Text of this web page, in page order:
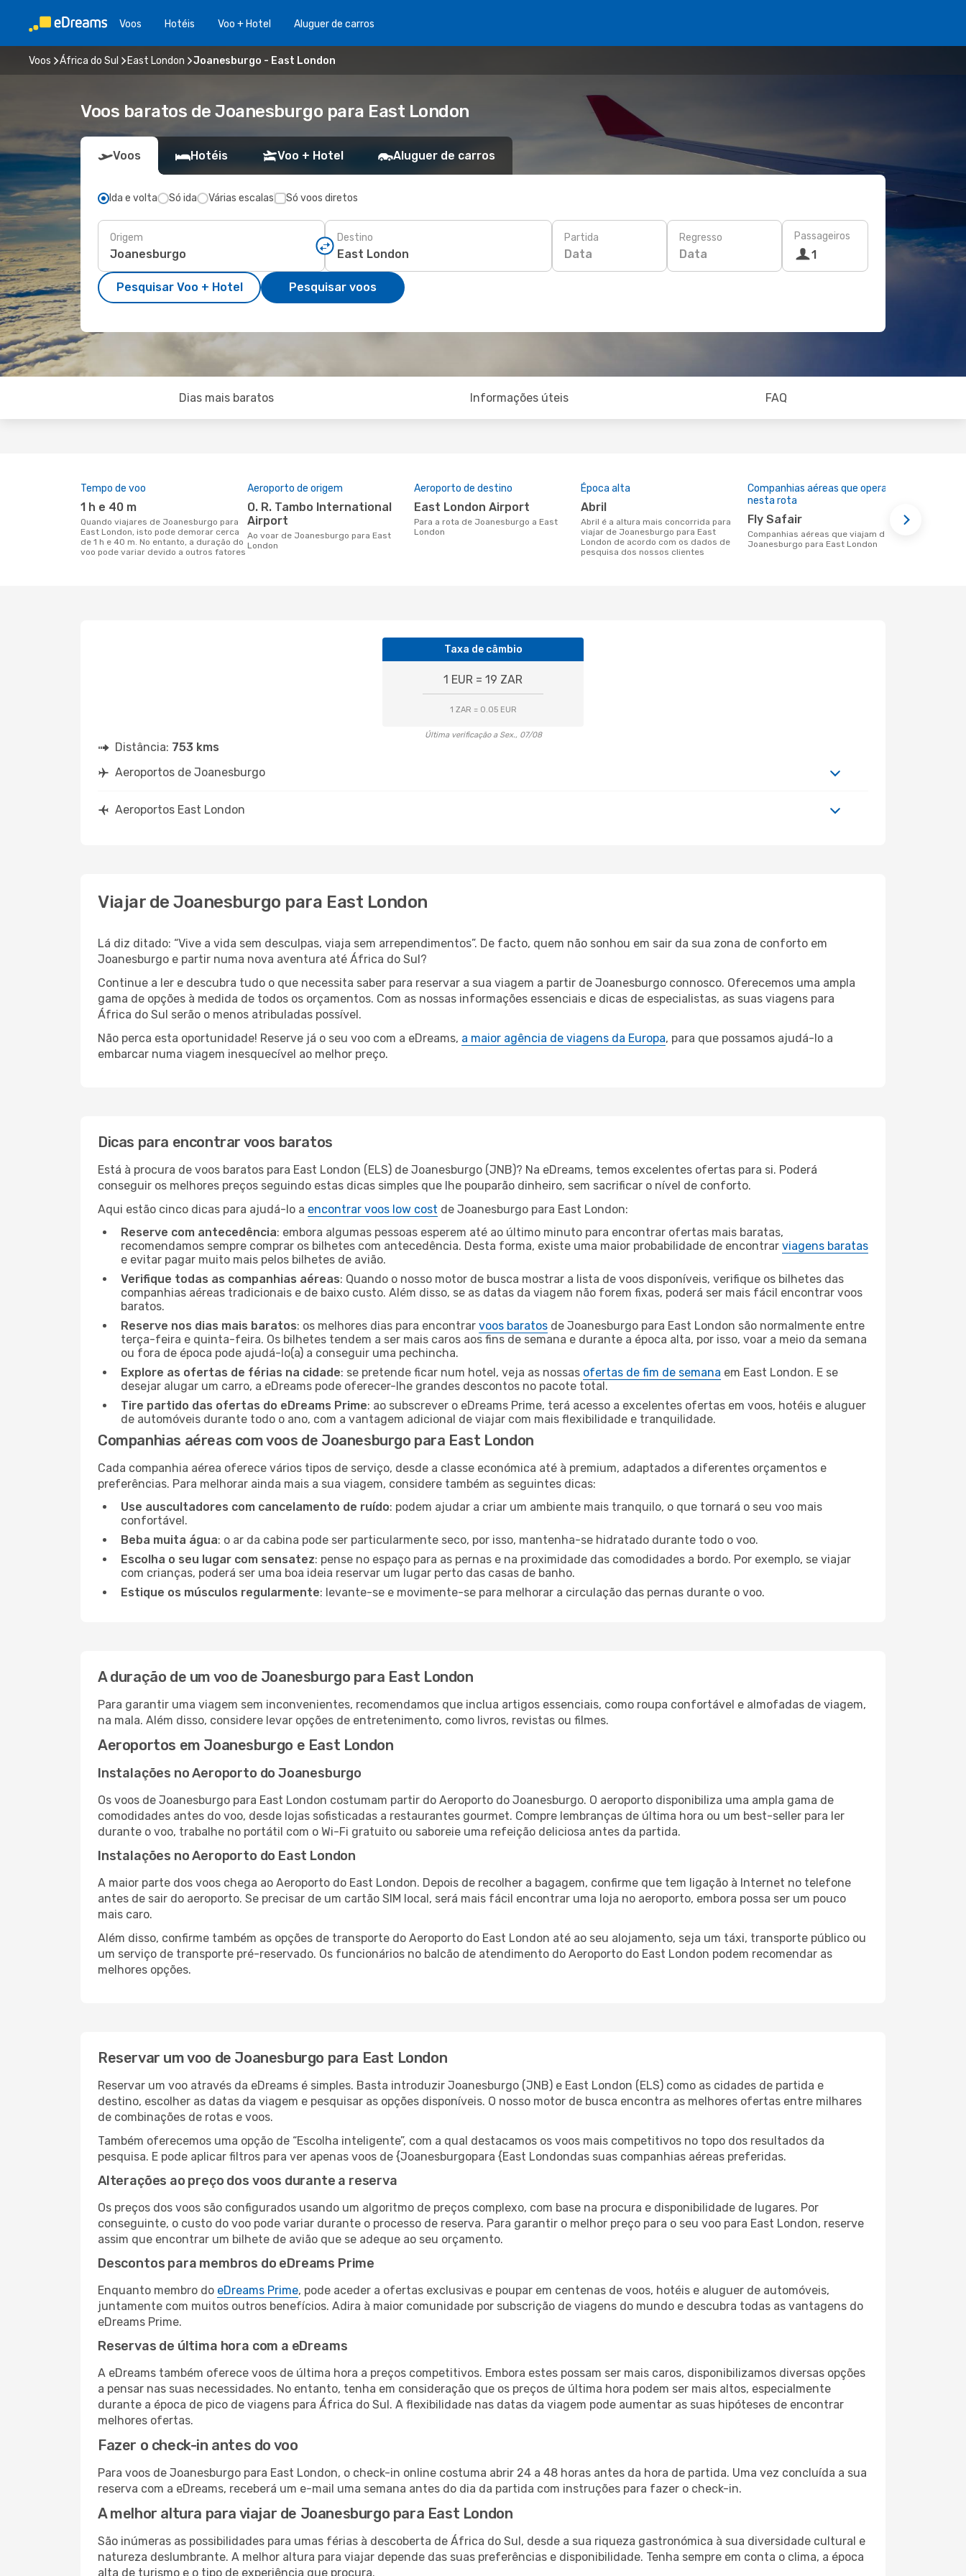
Voos Hotéis Voo + Hotel Aluguer de carros
Voos África do Sul East London Joanesburgo - East London
Voos baratos de Joanesburgo para East London
Voos Hotéis Voo + Hotel Aluguer de carros
Ida e volta Só ida Várias escalas Só voos diretos
Origem Destino Partida
Data
Regresso
Data
Passageiros
1
Pesquisar Voo + Hotel Pesquisar voos
Dias mais baratos Informações úteis FAQ
Tempo de voo
1 h e 40 m
Quando viajares de Joanesburgo para
East London, isto pode demorar cerca
de 1 h e 40 m. No entanto, a duração do
voo pode variar devido a outros fatores
Aeroporto de origem
O. R. Tambo International
Airport
Ao voar de Joanesburgo para East
London
Aeroporto de destino
East London Airport
Para a rota de Joanesburgo a East
London
Época alta
abril
abril é a altura mais concorrida para
viajar de Joanesburgo para East
London de acordo com os dados de
pesquisa dos nossos clientes
Companhias aéreas que operam
nesta rota
Fly Safair
Companhias aéreas que viajam de
Joanesburgo para East London
Taxa de câmbio
1 EUR = 19 ZAR
1 ZAR = 0.05 EUR
Última verificação a Sex., 07/08
Distância: 753 kms
Aeroportos de Joanesburgo
Aeroportos East London
Viajar de Joanesburgo para East London
Lá diz ditado: “Vive a vida sem desculpas, viaja sem arrependimentos”. De facto, quem não sonhou em sair da sua zona de conforto em
Joanesburgo e partir numa nova aventura até África do Sul?
Continue a ler e descubra tudo o que necessita saber para reservar a sua viagem a partir de Joanesburgo connosco. Oferecemos uma ampla
gama de opções à medida de todos os orçamentos. Com as nossas informações essenciais e dicas de especialistas, as suas viagens para
África do Sul serão o menos atribuladas possível.
Não perca esta oportunidade! Reserve já o seu voo com a eDreams, a maior agência de viagens da Europa, para que possamos ajudá-lo a
embarcar numa viagem inesquecível ao melhor preço.
Dicas para encontrar voos baratos
Está à procura de voos baratos para East London (ELS) de Joanesburgo (JNB)? Na eDreams, temos excelentes ofertas para si. Poderá
conseguir os melhores preços seguindo estas dicas simples que lhe pouparão dinheiro, sem sacrificar o nível de conforto.
Aqui estão cinco dicas para ajudá-lo a encontrar voos low cost de Joanesburgo para East London:
Reserve com antecedência: embora algumas pessoas esperem até ao último minuto para encontrar ofertas mais baratas,
recomendamos sempre comprar os bilhetes com antecedência. Desta forma, existe uma maior probabilidade de encontrar viagens baratas
e evitar pagar muito mais pelos bilhetes de avião.
Verifique todas as companhias aéreas: Quando o nosso motor de busca mostrar a lista de voos disponíveis, verifique os bilhetes das
companhias aéreas tradicionais e de baixo custo. Além disso, se as datas da viagem não forem fixas, poderá ser mais fácil encontrar voos
baratos.
Reserve nos dias mais baratos: os melhores dias para encontrar voos baratos de Joanesburgo para East London são normalmente entre
terça-feira e quinta-feira. Os bilhetes tendem a ser mais caros aos fins de semana e durante a época alta, por isso, voar a meio da semana
ou fora de época pode ajudá-lo(a) a conseguir uma pechincha.
Explore as ofertas de férias na cidade: se pretende ficar num hotel, veja as nossas ofertas de fim de semana em East London. E se
desejar alugar um carro, a eDreams pode oferecer-lhe grandes descontos no pacote total.
Tire partido das ofertas do eDreams Prime: ao subscrever o eDreams Prime, terá acesso a excelentes ofertas em voos, hotéis e aluguer
de automóveis durante todo o ano, com a vantagem adicional de viajar com mais flexibilidade e tranquilidade.
Companhias aéreas com voos de Joanesburgo para East London
Cada companhia aérea oferece vários tipos de serviço, desde a classe económica até à premium, adaptados a diferentes orçamentos e
preferências. Para melhorar ainda mais a sua viagem, considere também as seguintes dicas:
Use auscultadores com cancelamento de ruído: podem ajudar a criar um ambiente mais tranquilo, o que tornará o seu voo mais
confortável.
Beba muita água: o ar da cabina pode ser particularmente seco, por isso, mantenha-se hidratado durante todo o voo.
Escolha o seu lugar com sensatez: pense no espaço para as pernas e na proximidade das comodidades a bordo. Por exemplo, se viajar
com crianças, poderá ser uma boa ideia reservar um lugar perto das casas de banho.
Estique os músculos regularmente: levante-se e movimente-se para melhorar a circulação das pernas durante o voo.
A duração de um voo de Joanesburgo para East London
Para garantir uma viagem sem inconvenientes, recomendamos que inclua artigos essenciais, como roupa confortável e almofadas de viagem,
na mala. Além disso, considere levar opções de entretenimento, como livros, revistas ou filmes.
Aeroportos em Joanesburgo e East London
Instalações no Aeroporto do Joanesburgo
Os voos de Joanesburgo para East London costumam partir do Aeroporto do Joanesburgo. O aeroporto disponibiliza uma ampla gama de
comodidades antes do voo, desde lojas sofisticadas a restaurantes gourmet. Compre lembranças de última hora ou um best-seller para ler
durante o voo, trabalhe no portátil com o Wi-Fi gratuito ou saboreie uma refeição deliciosa antes da partida.
Instalações no Aeroporto do East London
A maior parte dos voos chega ao Aeroporto do East London. Depois de recolher a bagagem, confirme que tem ligação à Internet no telefone
antes de sair do aeroporto. Se precisar de um cartão SIM local, será mais fácil encontrar uma loja no aeroporto, embora possa ser um pouco
mais caro.
Além disso, confirme também as opções de transporte do Aeroporto do East London até ao seu alojamento, seja um táxi, transporte público ou
um serviço de transporte pré-reservado. Os funcionários no balcão de atendimento do Aeroporto do East London podem recomendar as
melhores opções.
Reservar um voo de Joanesburgo para East London
Reservar um voo através da eDreams é simples. Basta introduzir Joanesburgo (JNB) e East London (ELS) como as cidades de partida e
destino, escolher as datas da viagem e pesquisar as opções disponíveis. O nosso motor de busca encontra as melhores ofertas entre milhares
de combinações de rotas e voos.
Também oferecemos uma opção de “Escolha inteligente”, com a qual destacamos os voos mais competitivos no topo dos resultados da
pesquisa. E pode aplicar filtros para ver apenas voos de {Joanesburgopara {East Londondas suas companhias aéreas preferidas.
Alterações ao preço dos voos durante a reserva
Os preços dos voos são configurados usando um algoritmo de preços complexo, com base na procura e disponibilidade de lugares. Por
conseguinte, o custo do voo pode variar durante o processo de reserva. Para garantir o melhor preço para o seu voo para East London, reserve
assim que encontrar um bilhete de avião que se adeque ao seu orçamento.
Descontos para membros do eDreams Prime
Enquanto membro do eDreams Prime, pode aceder a ofertas exclusivas e poupar em centenas de voos, hotéis e aluguer de automóveis,
juntamente com muitos outros benefícios. Adira à maior comunidade por subscrição de viagens do mundo e descubra todas as vantagens do
eDreams Prime.
Reservas de última hora com a eDreams
A eDreams também oferece voos de última hora a preços competitivos. Embora estes possam ser mais caros, disponibilizamos diversas opções
a pensar nas suas necessidades. No entanto, tenha em consideração que os preços de última hora podem ser mais altos, especialmente
durante a época de pico de viagens para África do Sul. A flexibilidade nas datas da viagem pode aumentar as suas hipóteses de encontrar
melhores ofertas.
Fazer o check-in antes do voo
Para voos de Joanesburgo para East London, o check-in online costuma abrir 24 a 48 horas antes da hora de partida. Uma vez concluída a sua
reserva com a eDreams, receberá um e-mail uma semana antes do dia da partida com instruções para fazer o check-in.
A melhor altura para viajar de Joanesburgo para East London
São inúmeras as possibilidades para umas férias à descoberta de África do Sul, desde a sua riqueza gastronómica à sua diversidade cultural e
natureza deslumbrante. A melhor altura para viajar depende das suas preferências e disponibilidade. Tenha sempre em conta o clima, a época
alta de turismo e o tipo de experiência que procura.